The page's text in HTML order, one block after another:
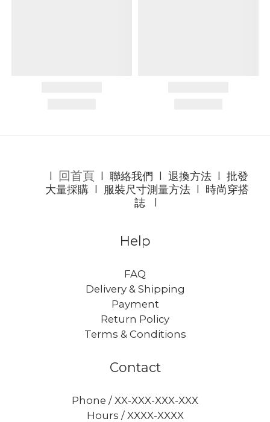
l 回首頁 l 聯絡我們 l 退換方法l 批發
大量採購 l 服裝尺寸測量方法 l 時尚穿搭
誌l
Help
FAQ
Delivery & Shipping
Payment
Return Policy
Terms & Conditions
Contact
Phone / XX-XXX-XXX-XXX
Hours / XXXX-XXXX